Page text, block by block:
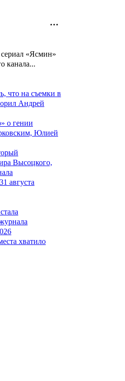
«Ясмин»
канала...
что на съемки в
Андрей
о гении
Юлией
Высоцкого,
августа
хватило